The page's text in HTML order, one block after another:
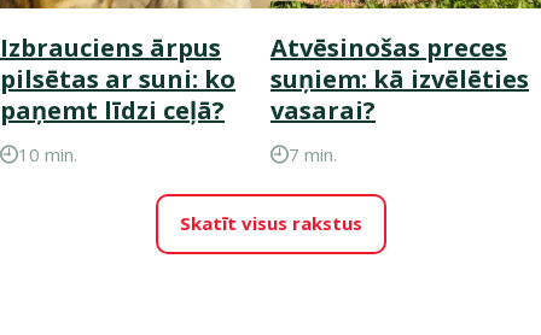
Izbrauciens ārpus
pilsētas ar suni: ko
paņemt līdzi ceļā?
10 min.
Atvēsinošas preces
suņiem: kā izvēlēties
vasarai?
7 min.
Skatīt visus rakstus